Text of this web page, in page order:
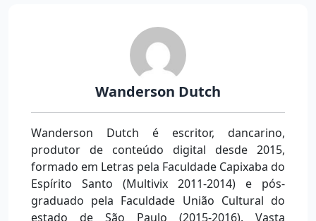
Wanderson Dutch
Wanderson Dutch é escritor, dancarino,
produtor de conteúdo digital desde 2015,
formado em Letras pela Faculdade Capixaba do
Espírito Santo (Multivix 2011-2014) e pós-
graduado pela Faculdade União Cultural do
estado de São Paulo (2015-2016). Vasta